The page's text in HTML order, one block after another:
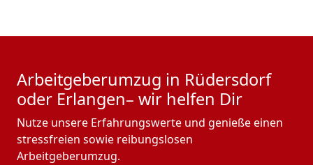
Arbeitgeberumzug in Rüdersdorf
oder Erlangen– wir helfen Dir
Nutze unsere Erfahrungswerte und genieße einen
stressfreien sowie reibungslosen
Arbeitgeberumzug.